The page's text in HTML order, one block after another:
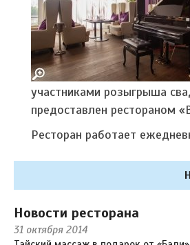
участниками розыгрыша
предоставлен рестораном
Ресторан работает
Новости ресторана
31 октября 2014